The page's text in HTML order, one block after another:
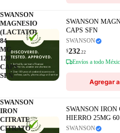
SWANSON
MAGNESIO
(LACTATO)
84
MG
120
CAPS
SFN
SWANSON
CAPS SFN
SWANSON
$232.22
Envíos a todo
Agregar
SWANSON
IRON
CITRATE
CITRATO
SWANSON
HIERRO 25MG
SWANSON